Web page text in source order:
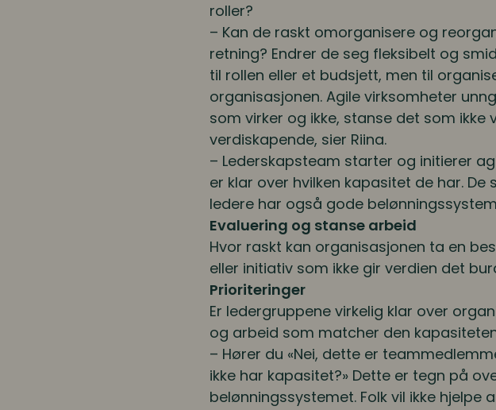
roller?
– Kan de raskt omorganisere og
retning? Endrer de seg fleksibelt og
til rollen eller et budsjett, men til
organisasjonen. Agile virksomheter
som virker og ikke, stanse det som
verdiskapende, sier Riina.
– Lederskapsteam starter og initierer
er klar over hvilken kapasitet de har.
ledere har også gode
Evaluering og stanse arbeid
Hvor raskt kan organisasjonen ta en
eller initiativ som ikke gir verdien det
Prioriteringer
Er ledergruppene virkelig klar over
og arbeid som matcher den
– Hører du «Nei, dette er
ikke har kapasitet?» Dette er tegn på
belønningssystemet. Folk vil ikke